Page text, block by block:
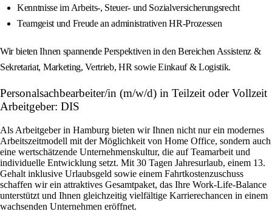
Kenntnisse im Arbeits-, Steuer- und Sozialversicherungsrecht
Teamgeist und Freude an administrativen HR-Prozessen
Wir bieten Ihnen spannende Perspektiven in den Bereichen Assistenz &
Sekretariat, Marketing, Vertrieb, HR sowie Einkauf & Logistik.
Personalsachbearbeiter/in (m/w/d) in Teilzeit oder Vollzeit
Arbeitgeber: DIS
Als Arbeitgeber in Hamburg bieten wir Ihnen nicht nur ein modernes
Arbeitszeitmodell mit der Möglichkeit von Home Office, sondern auch
eine wertschätzende Unternehmenskultur, die auf Teamarbeit und
individuelle Entwicklung setzt. Mit 30 Tagen Jahresurlaub, einem 13.
Gehalt inklusive Urlaubsgeld sowie einem Fahrtkostenzuschuss
schaffen wir ein attraktives Gesamtpaket, das Ihre Work-Life-Balance
unterstützt und Ihnen gleichzeitig vielfältige Karrierechancen in einem
wachsenden Unternehmen eröffnet.